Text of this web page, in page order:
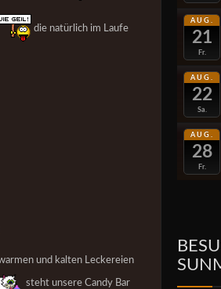
die natürlich im Laufe
und kalten Leckereien
steht unsere Candy Bar
AUG.
21
Fr.
AUG.
22
Sa.
AUG.
28
Fr.